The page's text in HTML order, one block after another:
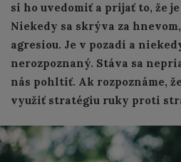
si ho uvedomiť a prijať to, že
Niekedy sa skrýva za
agresiou. Je v pozadí a
nerozpoznaný. Stáva sa
nás pohltiť. Ak rozpoznáme,
využiť stratégiu ruky proti